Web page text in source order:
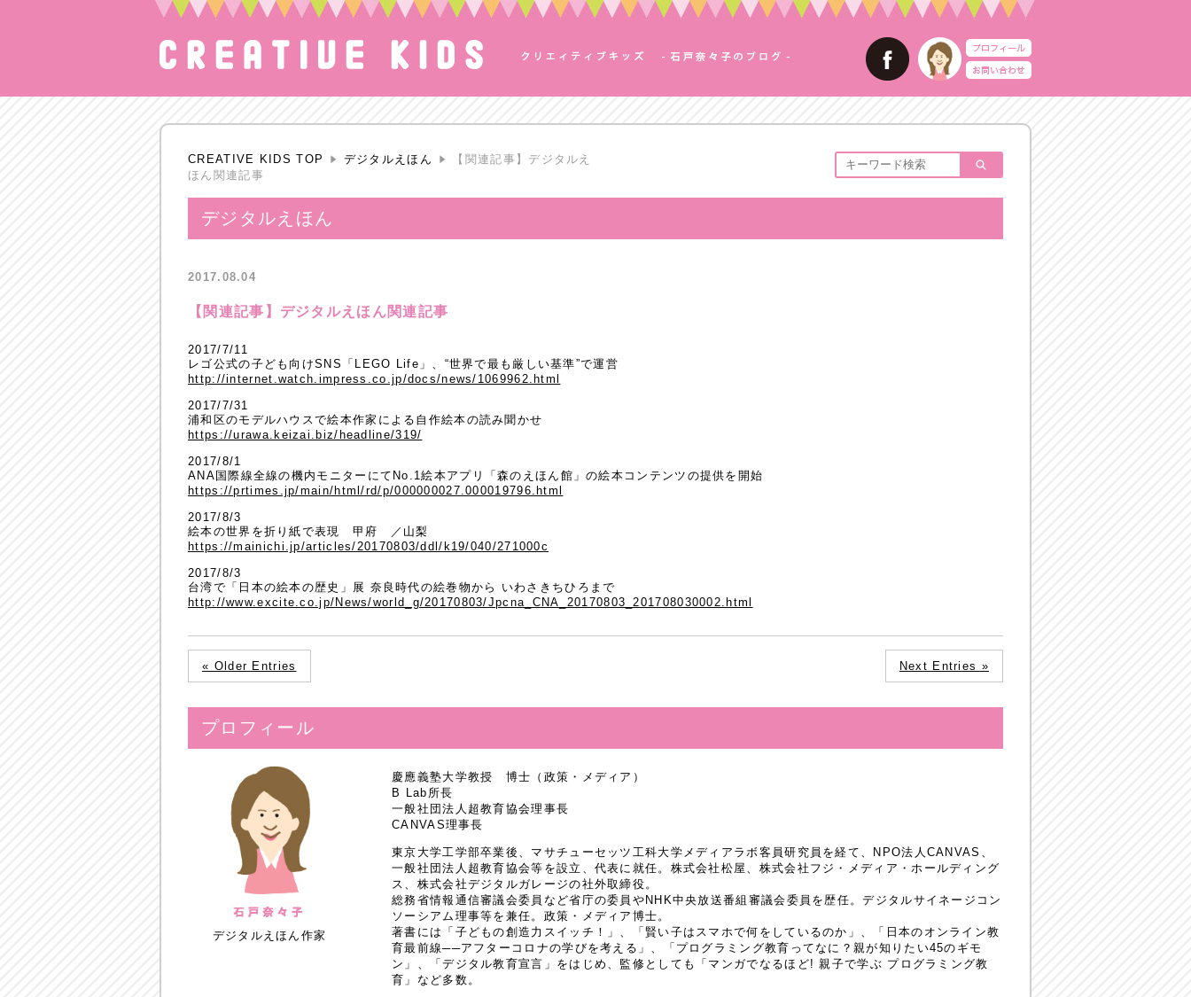
CREATIVE KIDS TOP デジタルえほん
【関連記事】デジタルえ
ほん関連記事
デジタルえほん
2017.08.04
【関連記事】デジタルえほん関連記事
2017/7/11
レゴ公式の子ども向けSNS「LEGO Life」、“世界で最も厳しい基準”で運営
http://internet.watch.impress.co.jp/docs/news/1069962.html
2017/7/31
浦和区のモデルハウスで絵本作家による自作絵本の読み聞かせ
https://urawa.keizai.biz/headline/319/
2017/8/1
ANA国際線全線の機内モニターにてNo.1絵本アプリ「森のえほん館」の絵本コンテンツの提供を開始
https://prtimes.jp/main/html/rd/p/000000027.000019796.html
2017/8/3
絵本の世界を折り紙で表現 甲府 ／山梨
https://mainichi.jp/articles/20170803/ddl/k19/040/271000c
2017/8/3
台湾で「日本の絵本の歴史」展 奈良時代の絵巻物から いわさきちひろまで
http://www.excite.co.jp/News/world_g/20170803/Jpcna_CNA_20170803_201708030002.html
« Older Entries Next Entries »
プロフィール
デジタルえほん作家
慶應義塾大学教授 博士（政策・メディア）
B Lab所長
一般社団法人超教育協会理事長
CANVAS理事長
東京大学工学部卒業後、マサチューセッツ工科大学メディアラボ客員研究員を経て、NPO法人CANVAS、
一般社団法人超教育協会等を設立、代表に就任。株式会社松屋、株式会社フジ・メディア・ホールディング
ス、株式会社デジタルガレージの社外取締役。
総務省情報通信審議会委員など省庁の委員やNHK中央放送番組審議会委員を歴任。デジタルサイネージコン
ソーシアム理事等を兼任。政策・メディア博士。
著書には「子どもの創造力スイッチ！」、「賢い子はスマホで何をしているのか」、「日本のオンライン教
育最前線──アフターコロナの学びを考える」、「プログラミング教育ってなに？親が知りたい45のギモ
ン」、「デジタル教育宣言」をはじめ、監修としても「マンガでなるほど! 親子で学ぶ プログラミング教
育」など多数。